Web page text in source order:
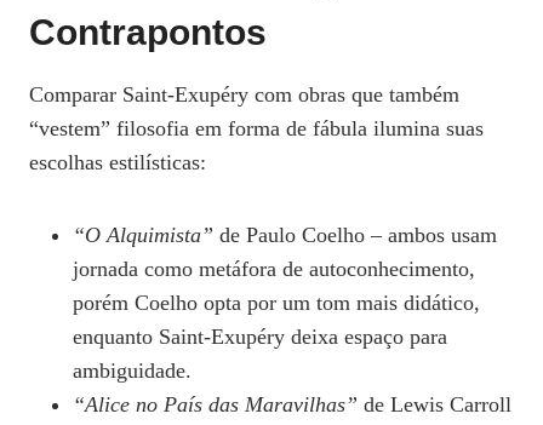
Contrapontos
Comparar Saint‑Exupéry com obras que também
“vestem” filosofia em forma de fábula ilumina suas
escolhas estilísticas:
“O Alquimista” de Paulo Coelho – ambos usam
jornada como metáfora de autoconhecimento,
porém Coelho opta por um tom mais didático,
enquanto Saint‑Exupéry deixa espaço para
ambiguidade.
“Alice no País das Maravilhas” de Lewis Carroll